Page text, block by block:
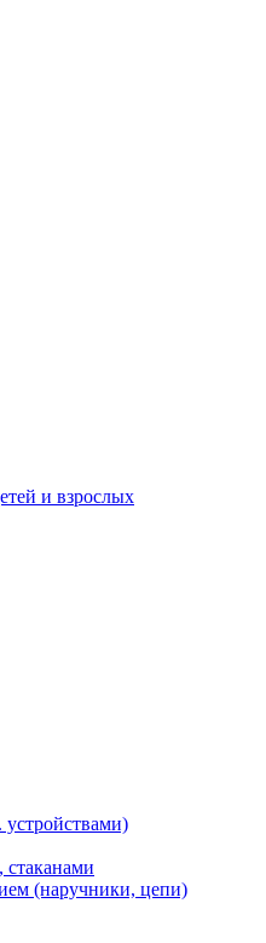
и взрослых
(наручники, цепи)